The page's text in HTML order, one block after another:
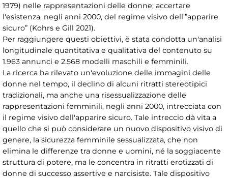
1979) nelle rappresentazioni delle donne; accertare
l'esistenza, negli anni 2000, del regime visivo dell'”apparire
sicuro” (Kohrs e Gill 2021).
Per raggiungere questi obiettivi, è stata condotta un'analisi
longitudinale quantitativa e qualitativa del contenuto su
1.963 annunci e 2.568 modelli maschili e femminili.
La ricerca ha rilevato un'evoluzione delle immagini delle
donne nel tempo, il declino di alcuni ritratti stereotipici
tradizionali, ma anche una risessualizzazione delle
rappresentazioni femminili, negli anni 2000, intrecciata con
il regime visivo dell'apparire sicuro. Tale intreccio dà vita a
quello che si può considerare un nuovo dispositivo visivo di
genere, la sicurezza femminile sessualizzata, che non
elimina le differenze tra donne e uomini, né la soggiacente
struttura di potere, ma le concentra in ritratti erotizzati di
donne di successo assertive e narcisiste. Tale dispositivo